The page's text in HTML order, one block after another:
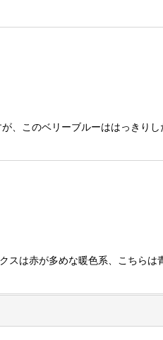
、このベリーブルーははっきり
スは赤が多めな暖色系、こちらは